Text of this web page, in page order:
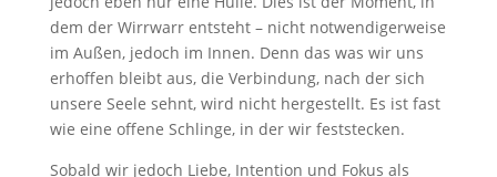
dem der Wirrwarr entsteht – nicht notwendigerweise
im Außen, jedoch im Innen. Denn das was wir uns
erhoffen bleibt aus, die Verbindung, nach der sich
unsere Seele sehnt, wird nicht hergestellt. Es ist fast
wie eine offene Schlinge, in der wir feststecken.
Sobald wir jedoch Liebe, Intention und Fokus als